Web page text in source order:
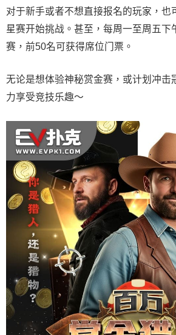
对于新手或者不想直接报名的玩家，也
星赛开始挑战。甚至，每周一至周五下
赛，前50名可获得席位门票。
无论是想体验神秘赏金赛，或计划冲击
力享受竞技乐趣～